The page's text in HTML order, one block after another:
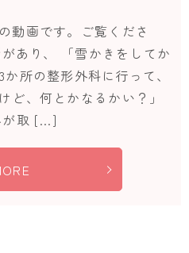
動画です。ご覧くださ
あり、 「雪かきをしてか
所の整形外科に行って、
ど、何とかなるかい？」
が取 […]